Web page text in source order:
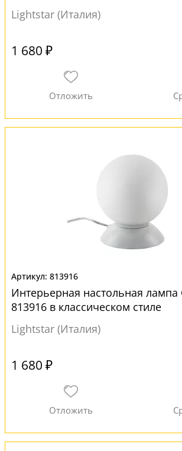
Lightstar (Италия)
1 680 ₽
813916
Интерьерная настольная лампа
813916 в классическом стиле
Lightstar (Италия)
1 680 ₽